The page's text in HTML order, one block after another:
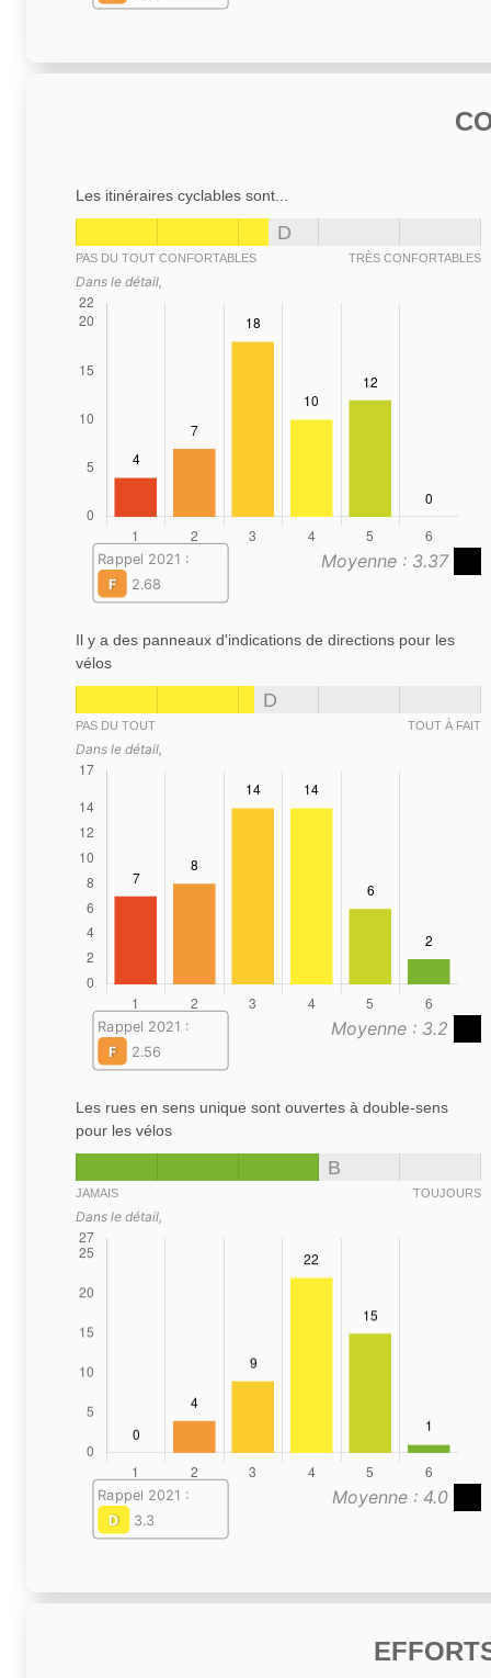
Les itinéraires cyclables sont...
D
PAS DU TOUT CONFORTABLES TRÈS CONFORTABLES
Dans le détail,
Moyenne : 3.37
Rappel 2021 :
F
2.68
Il y a des panneaux d'indications de directions pour les
vélos
D
PAS DU TOUT TOUT À FAIT
Dans le détail,
Moyenne : 3.2
Rappel 2021 :
F
2.56
Les rues en sens unique sont ouvertes à double-sens
pour les vélos
B
JAMAIS TOUJOURS
Dans le détail,
Moyenne : 4.0
Rappel 2021 :
D
3.3